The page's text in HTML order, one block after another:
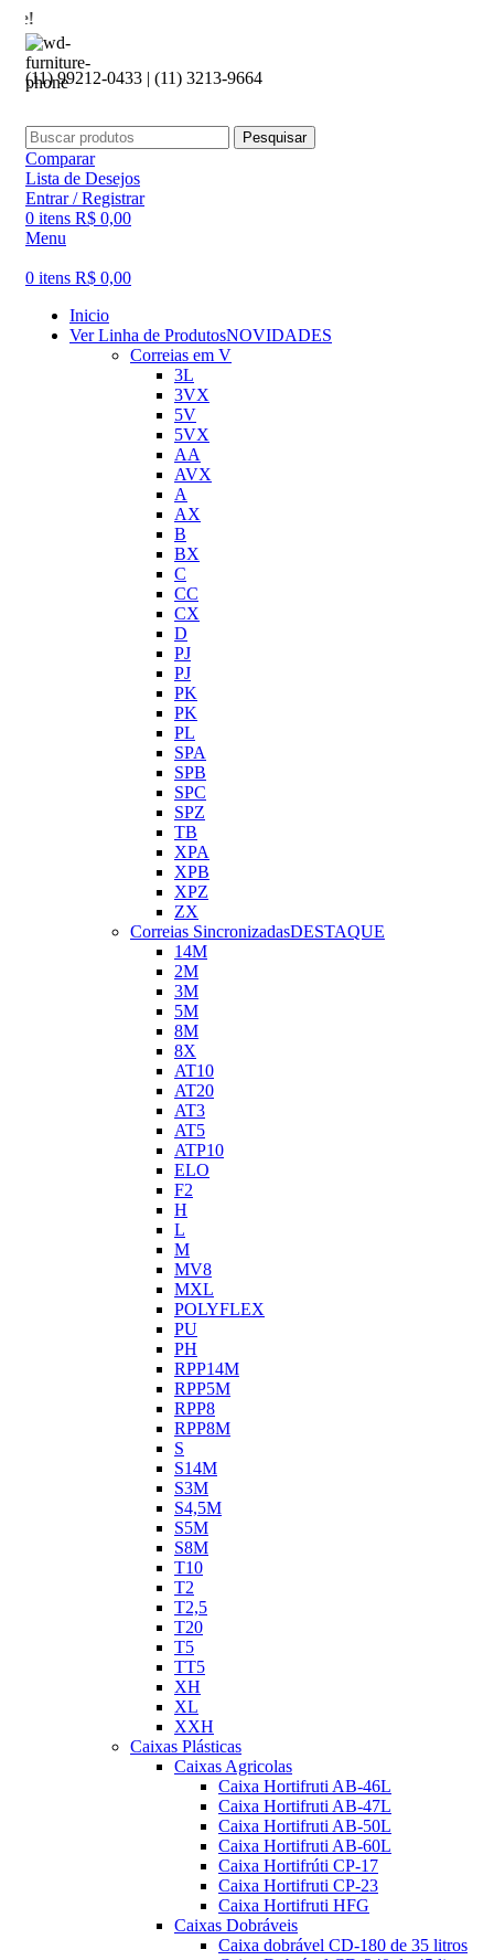
(11) 99212-0433 | (11) 3213-9664
Pesquisar
Comparar
Lista de Desejos
Entrar / Registrar
0 itens R$ 0,00
Menu
0 itens R$ 0,00
Inicio
Ver Linha de ProdutosNOVIDADES
Correias em V
3L
3VX
5V
5VX
AA
AVX
A
AX
B
BX
C
CC
CX
D
PJ
PJ
PK
PK
PL
SPA
SPB
SPC
SPZ
TB
XPA
XPB
XPZ
ZX
Correias SincronizadasDESTAQUE
14M
2M
3M
5M
8M
8X
AT10
AT20
AT3
AT5
ATP10
ELO
F2
H
L
M
MV8
MXL
POLYFLEX
PU
PH
RPP14M
RPP5M
RPP8
RPP8M
S
S14M
S3M
S4,5M
S5M
S8M
T10
T2
T2,5
T20
T5
TT5
XH
XL
XXH
Caixas Plásticas
Caixas Agricolas
Caixa Hortifruti AB-46L
Caixa Hortifruti AB-47L
Caixa Hortifruti AB-50L
Caixa Hortifruti AB-60L
Caixa Hortifrúti CP-17
Caixa Hortifruti CP-23
Caixa Hortifruti HFG
Caixas Dobráveis
Caixa dobrável CD-180 de 35 litros